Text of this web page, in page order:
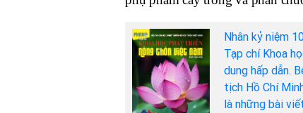
Nhân kỷ niệm
Tạp chí Khoa
dung hấp dẫn.
tịch Hồ Chí
là những bài